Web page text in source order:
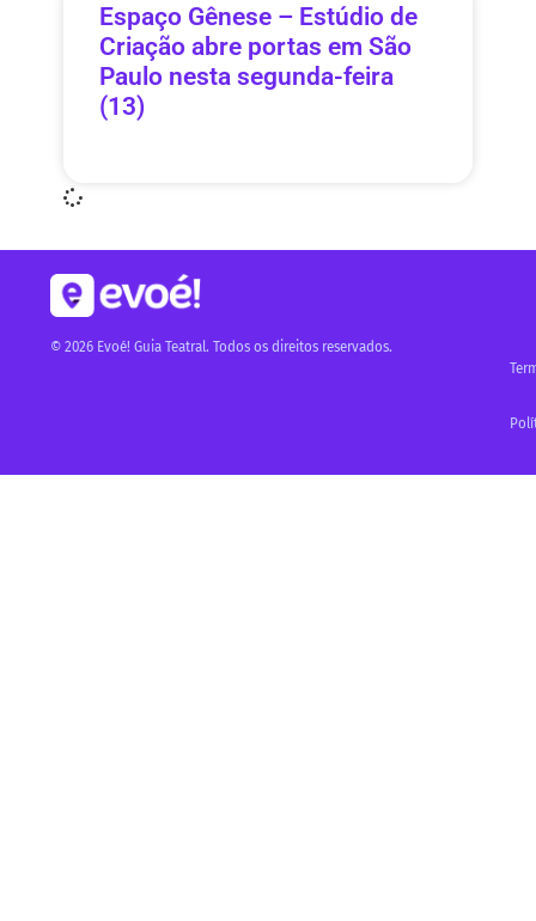
Espaço Gênese – Estúdio de
Criação abre portas em São
Paulo nesta segunda-feira
(13)
© 2026 Evoé! Guia Teatral. Todos os direitos reservados.